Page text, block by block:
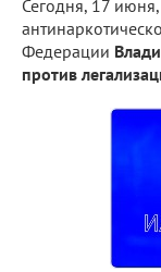
Сегодня, 17
Федерации
против